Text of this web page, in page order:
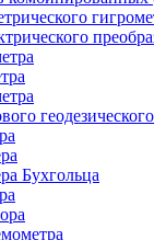
Бухгольца